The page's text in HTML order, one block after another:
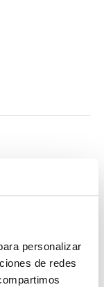
personalizar
de redes
para